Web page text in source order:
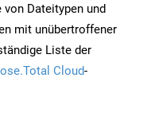
Dateitypen und
mit unübertroffener
Liste der
Cloud-